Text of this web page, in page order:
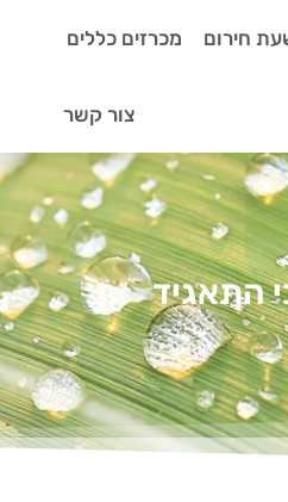
חירום מכרזים כללים
צור קשר
התאגיד